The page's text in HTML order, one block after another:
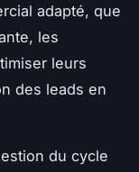
adapté, que
les
leurs
des leads en
du cycle